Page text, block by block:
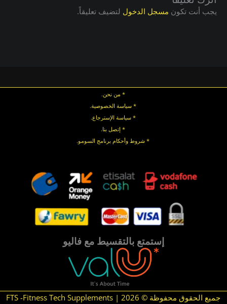
يجب أنت تكون مسجل الدخول لتضيف تعليقاً.
* من نحن.
* سياسة الخصوصية.
*سياسة الإسترجاع.
* إتصل بنا.
* شروط وأحكام برنامج السومو.
إستمتع بالتقسيط مع فاليو
جميع الحقوق محفوظة © 2026 | FTS -Fitness Tech Supplements